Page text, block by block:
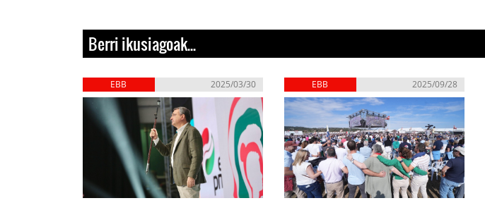
Berri ikusiagoak...
EBB 2025/03/30 EBB 2025/09/28